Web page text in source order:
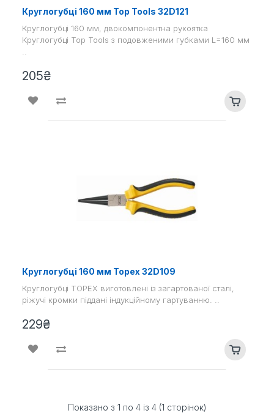
Круглогубці 160 мм Top Tools 32D121
Круглогубці 160 мм, двокомпонентна рукоятка
Круглогубці Top Tools з подовженими губками L=160 мм
205₴
Круглогубці 160 мм Topex 32D109
Круглогубці TOPEX виготовлені із загартованої сталі,
ріжучі кромки піддані індукційному гартуванню. ..
229₴
Показано з 1 по 4 із 4 (1 сторінок)